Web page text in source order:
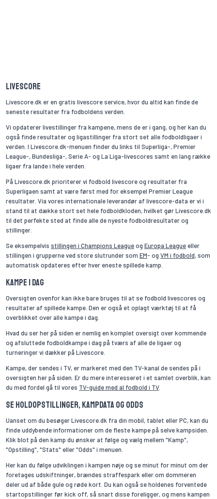
Livescore
Livescore.dk er en gratis livescore service, hvor du altid kan finde de
seneste resultater fra fodboldens verden.
Vi opdaterer livestillinger fra kampene, mens de er i gang, og her kan du
også finde resultater og ligastillinger fra stort set alle fodboldligaer i
verden. I Livescore.dk-menuen finder du links til Superliga-, Premier
League-, Bundesliga-, Serie A- og La Liga-livescores samt en lang række
ligaer fra lande i hele verden.
På Livescore.dk prioriterer vi fodbold livescore og resultater fra
Superligaen samt at være først med for eksempel Premier League
resultater. Via vores internationale leverandør af livescore-data er vi i
stand til at dække stort set hele fodboldkloden, hvilket gør Livescore.dk
til det perfekte sted at finde alle de nyeste fodboldresultater og
stillinger.
Se eksempelvis stillingen i Champions Leagueog Europa League eller
stillingen i grupperne ved store slutrunder som EM- og VM i fodbold, som
automatisk opdateres efter hver eneste spillede kamp.
Kampe i dag
Oversigten ovenfor kan ikke bare bruges til at se fodbold livescores og
resultater af spillede kampe. Den er også et oplagt værktøj til at få
overblikket over alle kampe i dag.
Hvad du ser her på siden er nemlig en komplet oversigt over kommende
og afsluttede fodboldkampe i dag på tværs af alle de ligaer og
turneringer vi dækker på Livescore.
Kampe, der sendes i TV, er markeret med den TV-kanal de sendes på i
oversigten her på siden. Er du mere interesseret i et samlet overblik, kan
du med fordel gå til vores TV-guide med al fodbold i TV.
Se holdopstillinger, kampdata og odds
Uanset om du besøger Livescore.dk fra din mobil, tablet eller PC, kan du
finde uddybende informationer om de fleste kampe på selve kampsiden.
Klik blot på den kamp du ønsker at følge og vælg mellem "Kamp",
"Opstilling", "Stats" eller "Odds" i menuen.
Her kan du følge udviklingen i kampen nøje og se minut for minut om der
foretages udskiftninger, brændes straffespark eller om dommeren
deler ud af både gule og røde kort. Du kan også se holdenes forventede
startopstillinger før kick off, så snart disse foreligger, og mens kampen